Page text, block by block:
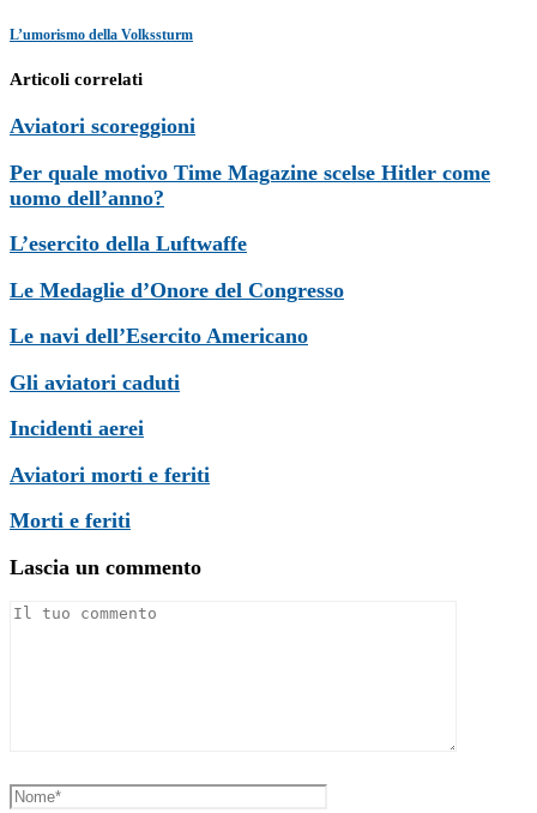
L’umorismo della Volkssturm
Articoli correlati
Aviatori scoreggioni
Per quale motivo Time Magazine scelse Hitler come
uomo dell’anno?
L’esercito della Luftwaffe
Le Medaglie d’Onore del Congresso
Le navi dell’Esercito Americano
Gli aviatori caduti
Incidenti aerei
Aviatori morti e feriti
Morti e feriti
Lascia un commento